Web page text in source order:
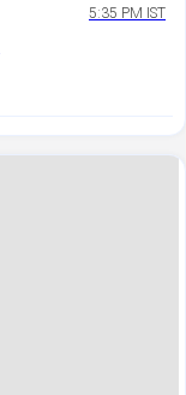
5:35 PM IST